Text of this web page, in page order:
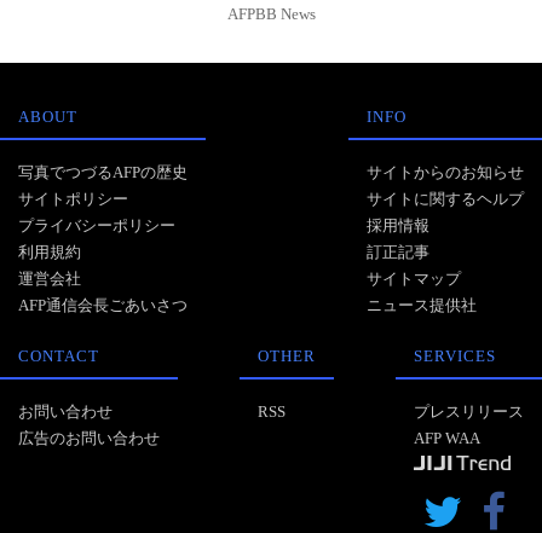
AFPBB News
ABOUT
写真でつづるAFPの歴史
サイトポリシー
プライバシーポリシー
利用規約
運営会社
AFP通信会長ごあいさつ
INFO
サイトからのお知らせ
サイトに関するヘルプ
採用情報
訂正記事
サイトマップ
ニュース提供社
CONTACT
お問い合わせ
広告のお問い合わせ
OTHER
RSS
SERVICES
プレスリリース
AFP WAA